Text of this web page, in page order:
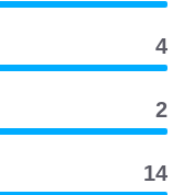
4
2
14